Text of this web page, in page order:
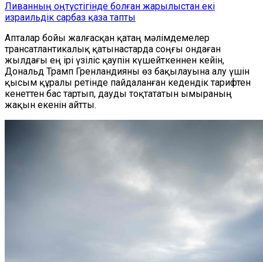
Ливанның оңтүстігінде болған жарылыстан екі
израильдік сарбаз қаза тапты
Апталар бойы жалғасқан қатаң мәлімдемелер
трансатлантикалық қатынастарда соңғы ондаған
жылдағы ең ірі үзіліс қаупін күшейткеннен кейін,
Дональд Трамп Гренландияны өз бақылауына алу үшін
қысым құралы ретінде пайдаланған кедендік тарифтен
кенеттен бас тартып, дауды тоқтататын ымыраның
жақын екенін айтты.